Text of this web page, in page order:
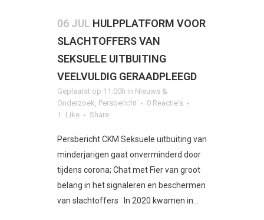
06 JUL HULPPLATFORM VOOR
SLACHTOFFERS VAN
SEKSUELE UITBUITING
VEELVULDIG GERAADPLEEGD
Geplaatst op 11:00h in Nieuws &
Onderzoek, Persbericht
0 Reactie's
1
Like Share
Persbericht CKM Seksuele uitbuiting van
minderjarigen gaat onverminderd door
tijdens corona; Chat met Fier van groot
belang in het signaleren en beschermen
van slachtoffers In 2020 kwamen in...